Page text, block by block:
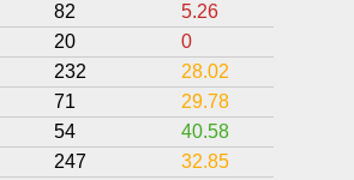
82 5.26
20 0
232 28.02
71 29.78
54 40.58
247 32.85